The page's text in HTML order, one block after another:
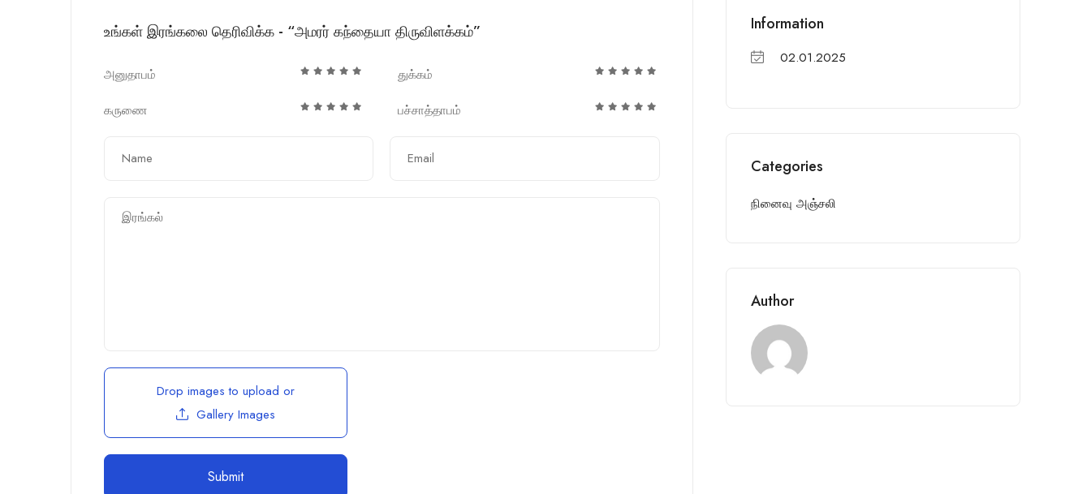
உங்கள் இரங்கலை தெரிவிக்க - “அமரர் கந்தையா திருவிளக்கம்”
அனுதாபம்
துக்கம்
கருணை
பச்சாத்தாபம்
Drop images to upload or
Gallery Images
Information
02.01.2025
Categories
நினைவு அஞ்சலி
Author